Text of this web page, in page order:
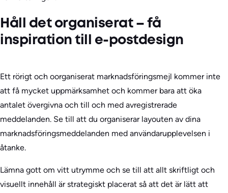
Håll det organiserat – få
inspiration till e-postdesign
Ett rörigt och oorganiserat marknadsföringsmejl kommer inte
att få mycket uppmärksamhet och kommer bara att öka
antalet övergivna och till och med avregistrerade
meddelanden. Se till att du organiserar layouten av dina
marknadsföringsmeddelanden med användarupplevelsen i
åtanke.
Lämna gott om vitt utrymme och se till att allt skriftligt och
visuellt innehåll är strategiskt placerat så att det är lätt att